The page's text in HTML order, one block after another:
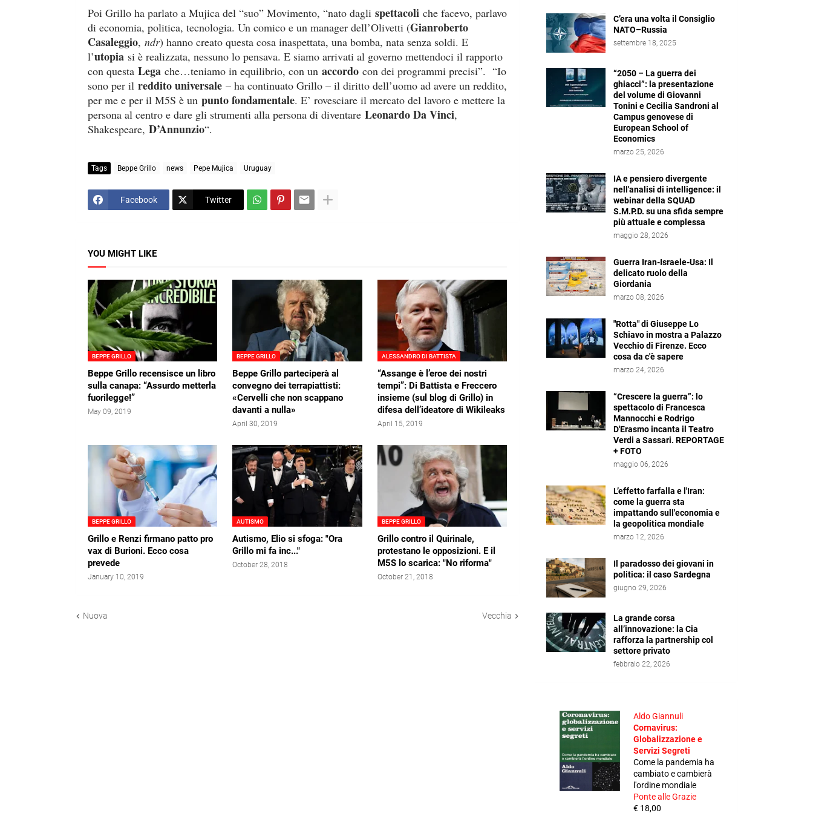
Poi Grillo ha parlato a Mujica del “suo” Movimento, “nato dagli spettacoli che facevo, parlavo
di economia, politica, tecnologia. Un comico e un manager dell’Olivetti (Gianroberto
Casaleggio, ndr) hanno creato questa cosa inaspettata, una bomba, nata senza soldi. E
l’utopia si è realizzata, nessuno lo pensava. E siamo arrivati al governo mettendoci il rapporto
con questa Lega che…teniamo in equilibrio, con un accordo con dei programmi precisi”. “Io
sono per il reddito universale – ha continuato Grillo – il diritto dell’uomo ad avere un reddito,
per me e per il M5S è un punto fondamentale. E’ rovesciare il mercato del lavoro e mettere la
persona al centro e dare gli strumenti alla persona di diventare Leonardo Da Vinci,
Shakespeare, D’Annunzio“.
Tags Beppe Grillo news Pepe Mujica Uruguay
Facebook Twitter
YOU MIGHT LIKE
BEPPE GRILLO
Beppe Grillo recensisce un libro
sulla canapa: “Assurdo metterla
fuorilegge!”
May 09, 2019
BEPPE GRILLO
Beppe Grillo parteciperà al
convegno dei terrapiattisti:
«Cervelli che non scappano
davanti a nulla»
April 30, 2019
ALESSANDRO DI BATTISTA
“Assange è l’eroe dei nostri
tempi”: Di Battista e Freccero
insieme (sul blog di Grillo) in
difesa dell’ideatore di Wikileaks
April 15, 2019
BEPPE GRILLO
Grillo e Renzi firmano patto pro
vax di Burioni. Ecco cosa
prevede
January 10, 2019
AUTISMO
Autismo, Elio si sfoga: "Ora
Grillo mi fa inc..."
October 28, 2018
BEPPE GRILLO
Grillo contro il Quirinale,
protestano le opposizioni. E il
M5S lo scarica: "No riforma"
October 21, 2018
Nuova Vecchia
C’era una volta il Consiglio
NATO–Russia
settembre 18, 2025
“2050 – La guerra dei
ghiacci”: la presentazione
del volume di Giovanni
Tonini e Cecilia Sandroni al
Campus genovese di
European School of
Economics
marzo 25, 2026
IA e pensiero divergente
nell'analisi di intelligence: il
webinar della SQUAD
S.M.P.D. su una sfida sempre
più attuale e complessa
maggio 28, 2026
Guerra Iran-Israele-Usa: Il
delicato ruolo della
Giordania
marzo 08, 2026
"Rotta" di Giuseppe Lo
Schiavo in mostra a Palazzo
Vecchio di Firenze. Ecco
cosa da c'è sapere
marzo 24, 2026
“Crescere la guerra”: lo
spettacolo di Francesca
Mannocchi e Rodrigo
D'Erasmo incanta il Teatro
Verdi a Sassari. REPORTAGE
+ FOTO
maggio 06, 2026
L’effetto farfalla e l'Iran:
come la guerra sta
impattando sull'economia e
la geopolitica mondiale
marzo 12, 2026
Il paradosso dei giovani in
politica: il caso Sardegna
giugno 29, 2026
La grande corsa
all’innovazione: la Cia
rafforza la partnership col
settore privato
febbraio 22, 2026
Aldo Giannuli
Cornavirus:
Globalizzazione e
Servizi Segreti
Come la pandemia ha
cambiato e cambierà
l'ordine mondiale
Ponte alle Grazie
€ 18,00